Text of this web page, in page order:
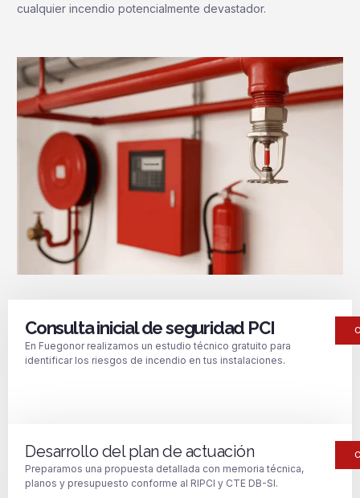
cualquier incendio potencialmente devastador.
Consulta inicial de seguridad PCI
En Fuegonor realizamos un estudio técnico gratuito para
identificar los riesgos de incendio en tus instalaciones.
Desarrollo del plan de actuación
Preparamos una propuesta detallada con memoria técnica,
planos y presupuesto conforme al RIPCI y CTE DB-SI.